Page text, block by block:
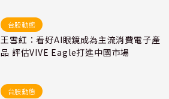
台股動態
王雪紅：看好AI眼鏡成為主流消費電子產
品 評估VIVE Eagle打進中國市場
台股動態